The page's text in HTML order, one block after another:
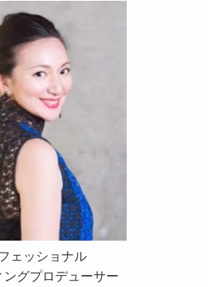
ェッショナル
ングプロデューサー